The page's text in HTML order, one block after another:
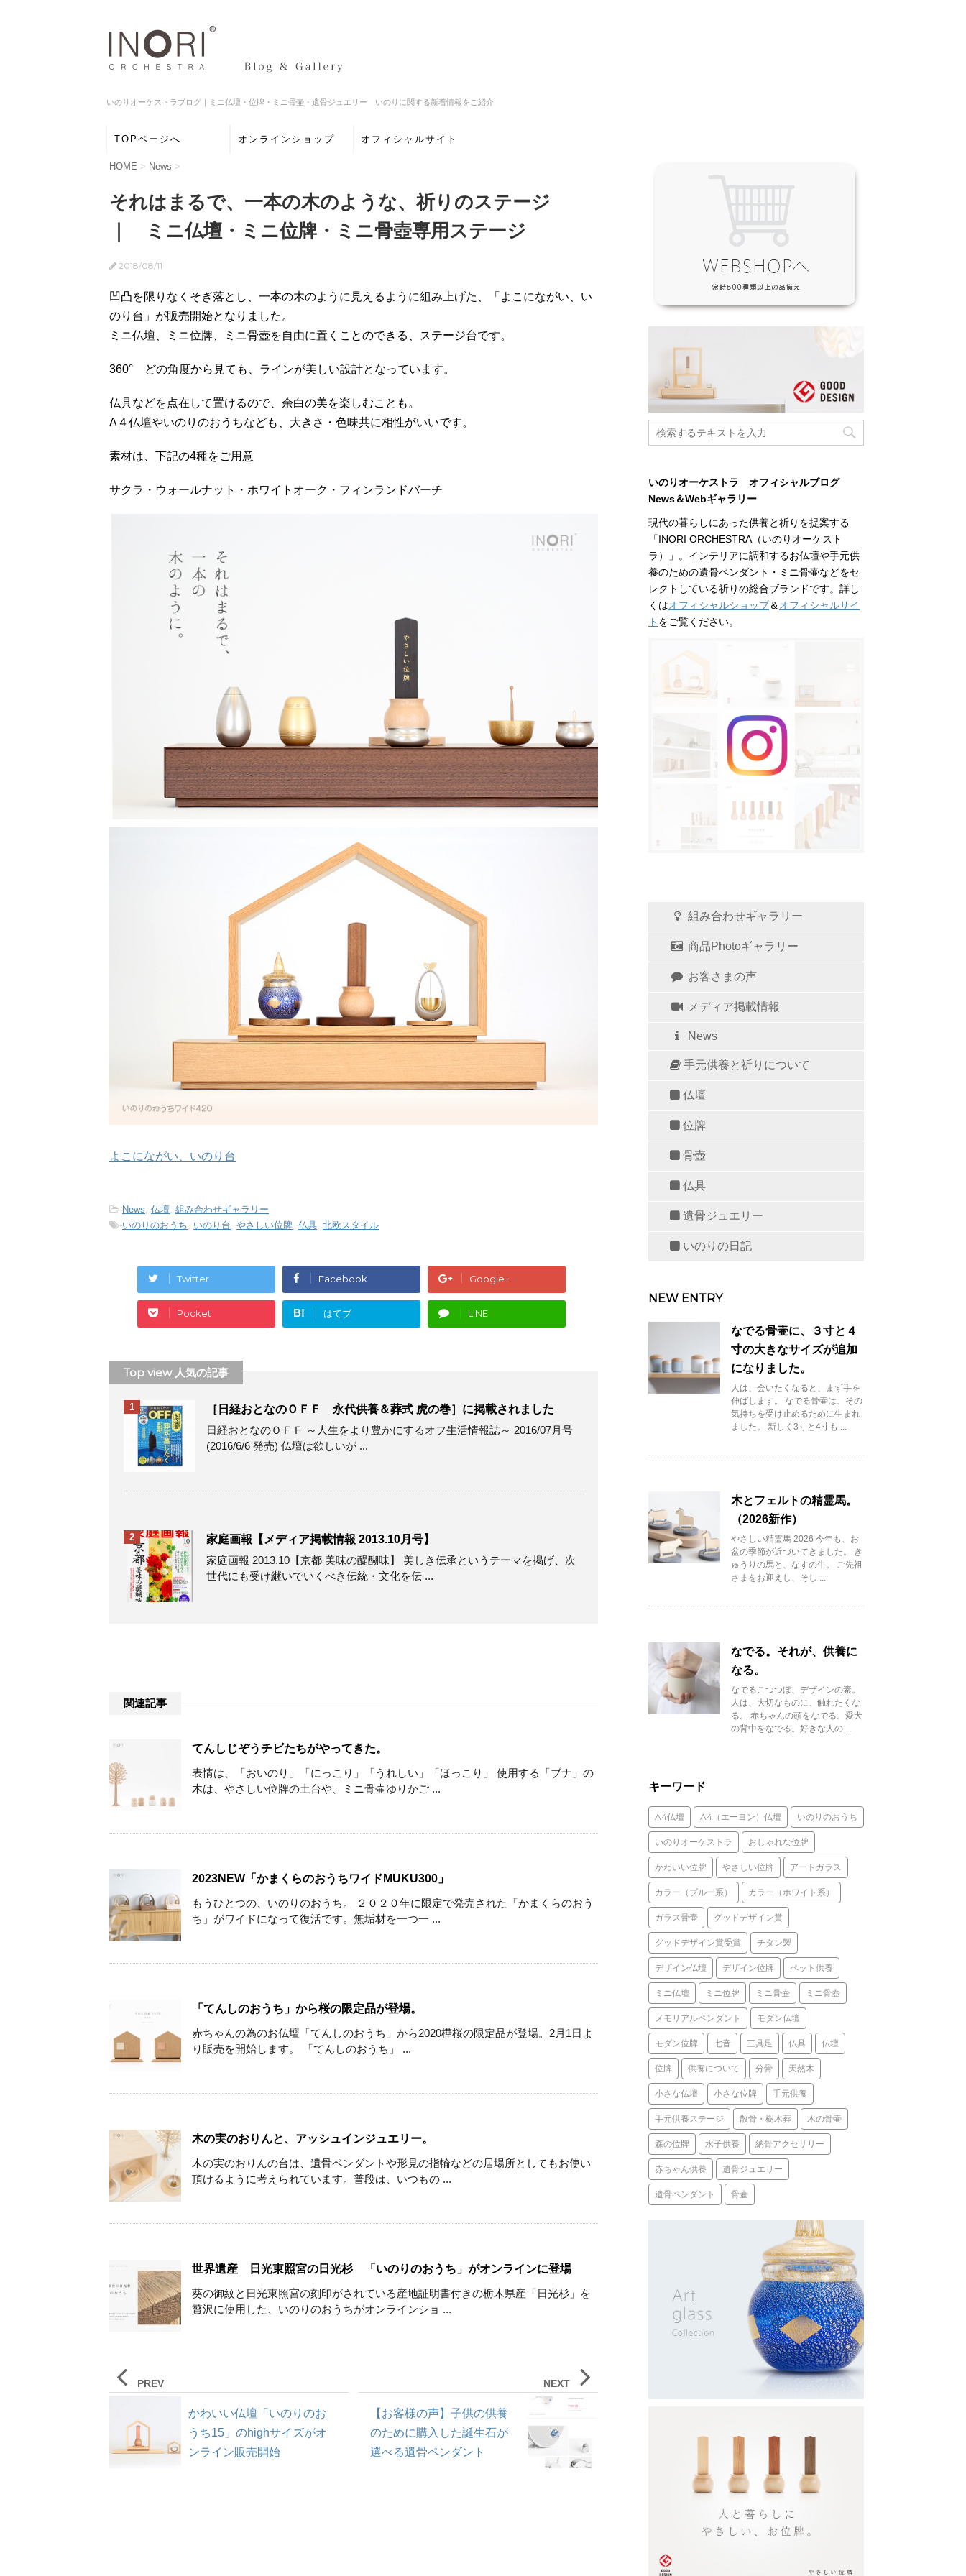
いのりオーケストラブログ｜ミニ仏壇・位牌・ミニ骨壷・遺骨ジュエリー いのりに関する新着情報をご紹介
TOPページへ オンラインショップ オフィシャルサイト
HOME > News >
それはまるで、一本の木のような、祈りのステージ
｜ ミニ仏壇・ミニ位牌・ミニ骨壺専用ステージ
2018/08/11
凹凸を限りなくそぎ落とし、一本の木のように見えるように組み上げた、「よこにながい、い
のり台」が販売開始となりました。
ミニ仏壇、ミニ位牌、ミニ骨壺を自由に置くことのできる、ステージ台です。
360° どの角度から見ても、ラインが美しい設計となっています。
仏具などを点在して置けるので、余白の美を楽しむことも。
A４仏壇やいのりのおうちなども、大きさ・色味共に相性がいいです。
素材は、下記の4種をご用意
サクラ・ウォールナット・ホワイトオーク・フィンランドバーチ
よこにながい、いのり台
-News 仏壇 組み合わせギャラリー
-いのりのおうち いのり台 やさしい位牌 仏具 北欧スタイル
Twitter Facebook Google+
Pocket B! はてブ LINE
Top view 人気の記事
1
［日経おとなのＯＦＦ 永代供養＆葬式 虎の巻］に掲載されました
日経おとなのＯＦＦ ～人生をより豊かにするオフ生活情報誌～ 2016/07月号
(2016/6/6 発売) 仏壇は欲しいが ...
2
家庭画報【メディア掲載情報 2013.10月号】
家庭画報 2013.10【京都 美味の醍醐味】 美しき伝承というテーマを掲げ、次
世代にも受け継いでいくべき伝統・文化を伝 ...
関連記事
てんしじぞうチビたちがやってきた。
表情は、「おいのり」「にっこり」「うれしい」「ほっこり」 使用する「ブナ」の
木は、やさしい位牌の土台や、ミニ骨壷ゆりかご ...
2023NEW「かまくらのおうちワイドMUKU300」
もうひとつの、いのりのおうち。 ２０２０年に限定で発売された「かまくらのおう
ち」がワイドになって復活です。無垢材を一つ一 ...
「てんしのおうち」から桜の限定品が登場。
赤ちゃんの為のお仏壇「てんしのおうち」から2020樺桜の限定品が登場。2月1日よ
り販売を開始します。 「てんしのおうち」 ...
木の実のおりんと、アッシュインジュエリー。
木の実のおりんの台は、遺骨ペンダントや形見の指輪などの居場所としてもお使い
頂けるように考えられています。普段は、いつもの ...
世界遺産 日光東照宮の日光杉 「いのりのおうち」がオンラインに登場
葵の御紋と日光東照宮の刻印がされている産地証明書付きの栃木県産「日光杉」を
贅沢に使用した、いのりのおうちがオンラインショ ...
PREV
かわいい仏壇「いのりのお
うち15」のhighサイズがオ
ンライン販売開始
NEXT
【お客様の声】子供の供養
のために購入した誕生石が
選べる遺骨ペンダント
いのりオーケストラ オフィシャルブログ
News＆Webギャラリー
現代の暮らしにあった供養と祈りを提案する
「INORI ORCHESTRA（いのりオーケスト
ラ）」。インテリアに調和するお仏壇や手元供
養のための遺骨ペンダント・ミニ骨壷などをセ
レクトしている祈りの総合ブランドです。詳し
くはオフィシャルショップ＆ オフィシャルサイ
ト をご覧ください。
組み合わせギャラリー
商品Photoギャラリー
お客さまの声
メディア掲載情報
News
手元供養と祈りについて
仏壇
位牌
骨壺
仏具
遺骨ジュエリー
いのりの日記
NEW ENTRY
なでる骨壷に、３寸と４
寸の大きなサイズが追加
になりました。
人は、会いたくなると、まず手を
伸ばします。 なでる骨壷は、その
気持ちを受け止めるために生まれ
ました。 新しく3寸と4寸も ...
木とフェルトの精霊馬。
（2026新作）
やさしい精霊馬 2026 今年も、お
盆の季節が近づいてきました。 き
ゅうりの馬と、なすの牛。 ご先祖
さまをお迎えし、そし ...
なでる。それが、供養に
なる。
なでるこつつぼ、デザインの素。
人は、大切なものに、触れたくな
る。 赤ちゃんの頭をなでる。愛犬
の背中をなでる。好きな人の ...
キーワード
A4仏壇 A4（エーヨン）仏壇 いのりのおうち
いのりオーケストラ おしゃれな位牌
かわいい位牌 やさしい位牌 アートガラス
カラー（ブルー系） カラー（ホワイト系）
ガラス骨壷 グッドデザイン賞
グッドデザイン賞受賞 チタン製
デザイン仏壇 デザイン位牌 ペット供養
ミニ仏壇 ミニ位牌 ミニ骨壷 ミニ骨壺
メモリアルペンダント モダン仏壇
モダン位牌 七音 三具足 仏具 仏壇
位牌 供養について 分骨 天然木
小さな仏壇 小さな位牌 手元供養
手元供養ステージ 散骨・樹木葬 木の骨壷
森の位牌 水子供養 納骨アクセサリー
赤ちゃん供養 遺骨ジュエリー
遺骨ペンダント 骨壷